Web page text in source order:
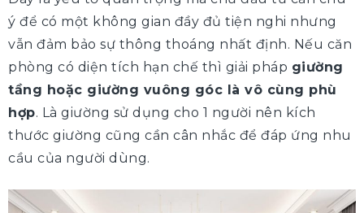
ý để có một không gian đầy đủ tiện nghi nhưng
vẫn đảm bảo sự thông thoáng nhất định. Nếu căn
phòng có diện tích hạn chế thì giải pháp giường
tầng hoặc giường vuông góc là vô cùng phù
hợp. Là giường sử dụng cho 1 người nên kích
thước giường cũng cần cân nhắc để đáp ứng nhu
cầu của người dùng.